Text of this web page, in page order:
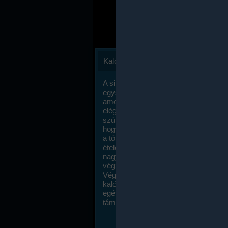
Kalóriaszámlálás
A sikeres fogyás titka valójában igen
egyszerű: égess több energiát, mint
amennyit beviszel. Természetesen
elég nagy fegyelemre és akaraterőre
szükség, de meglepődve fogod
hogy a kalóriaszámolás mennyire
a többi diétához képest. Itt nincsenek
ételek és a megengedett kalóriabevitelt
nagymértékben növelheted ha
végzel.
Végül, de nem utolsó sorban, a
kalóriaszámolás módszerét a legtöbb
egészségügyi szakorvos ajánlja és
támogatja.